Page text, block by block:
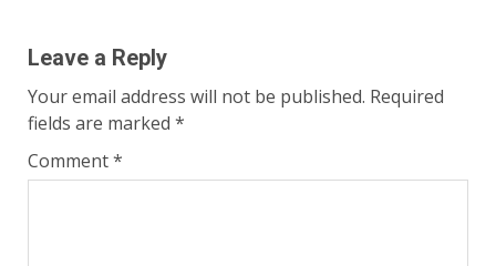
Leave a Reply
Your email address will not be published. Required
fields are marked *
Comment*